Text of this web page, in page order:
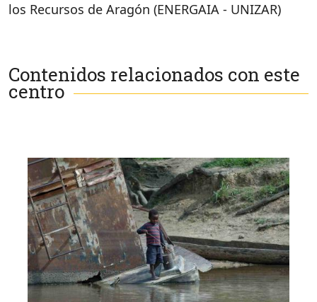
los Recursos de Aragón (ENERGAIA - UNIZAR)
Contenidos relacionados con este
centro